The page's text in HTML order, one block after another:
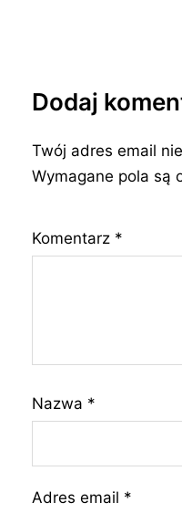
Dodaj
Twój adres email
Wymagane pola są
Komentarz *
Nazwa *
Adres email *